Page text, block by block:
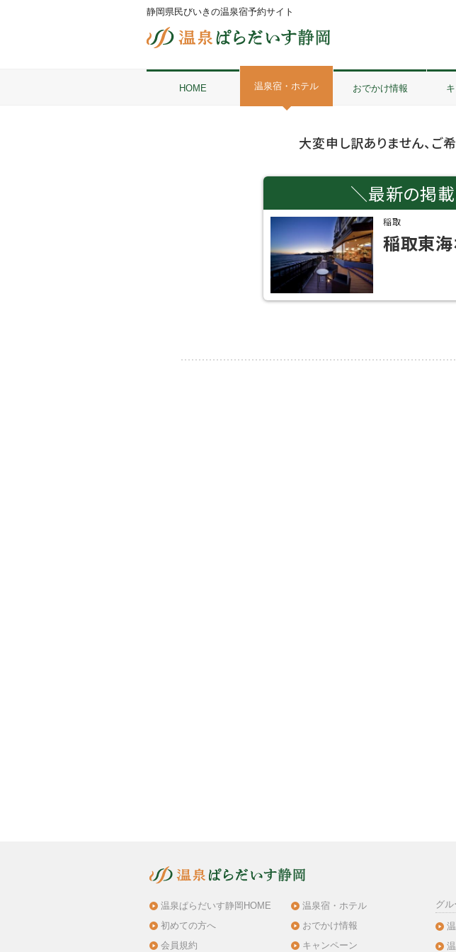
静岡県民びいきの温泉宿予約サイト
HOME 温泉宿・ホテル おでかけ情報
大変申し訳ありません、ご
＼最新の掲
稲取
稲取東
温泉ぱらだいす静岡HOME
初めての方へ
会員規約
温泉宿・ホテル
おでかけ情報
キャンペーン
グル